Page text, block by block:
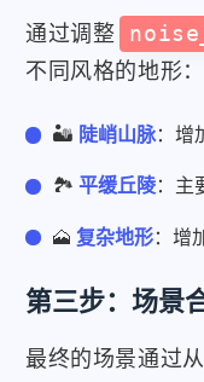
通过调整
不同风格的地形：
🏜️ 陡峭山脉：增
🏞️平缓丘陵：主
🗻复杂地形：增
第三步：场景
最终的场景通过